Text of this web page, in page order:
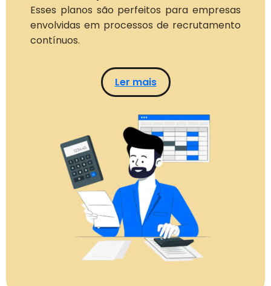
Esses planos são perfeitos para empresas
envolvidas em processos de recrutamento
contínuos.
Ler mais